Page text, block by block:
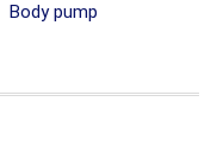
Body pump